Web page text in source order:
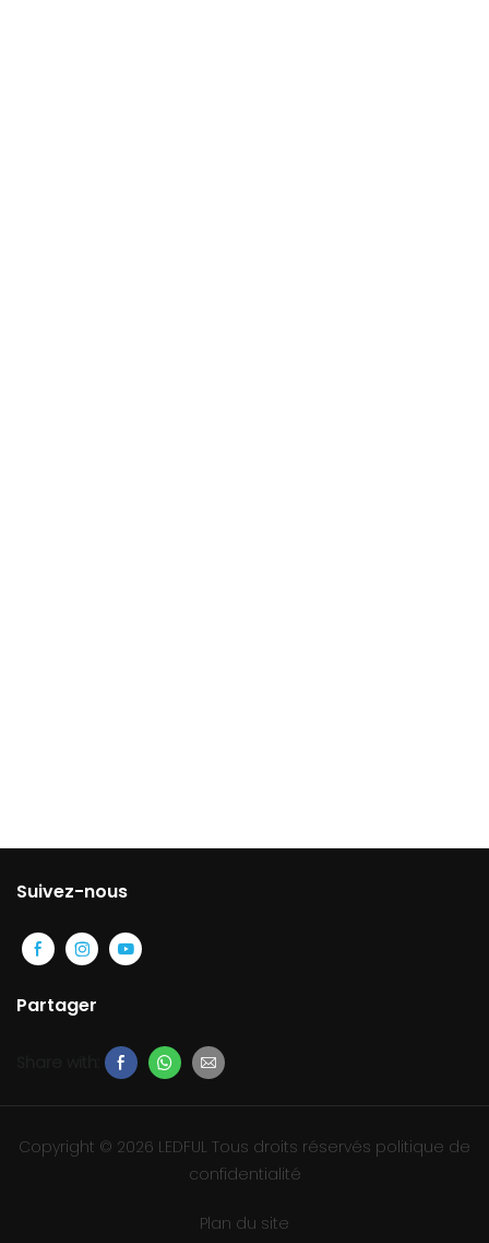
Suivez-nous
Partager
Copyright © 2026 LEDFUL Tous droits réservés politique de
confidentialité
Plan du site